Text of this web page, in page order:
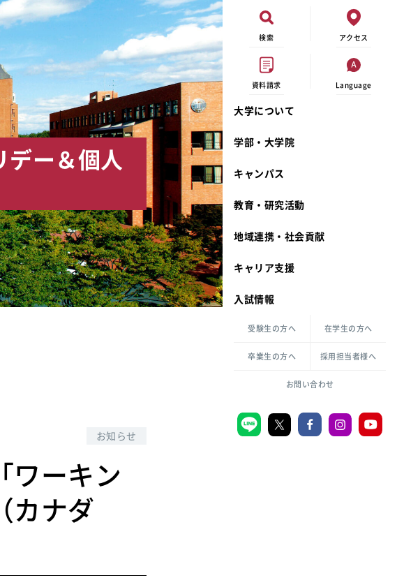
検索 アクセス
資料請求 Language
大学について
宮城学院 校歌
礼拝堂
カリキュラム・ポリシー
倫理憲章
ハラスメントの防止
共生のための多様性宣言
学部・大学院
生活文化デザイン学科
一般教育課程
キャンパス
奨学金
大学祭
キャンパスメンバーズ
教職センター
学芸員課程
図書館司書課程
教育・研究活動動物実験に関する情報公開
キリスト教文化研究所
生活環境科学研究所
地域連携・社会貢献
カリキュラム・入室方法
キャリア支援
入試情報
受験生の方へ 在学生の方へ
卒業生の方へ 採用担当者様へ
お問い合わせ
デー＆個人
お知らせ
ワーキン
カナダ